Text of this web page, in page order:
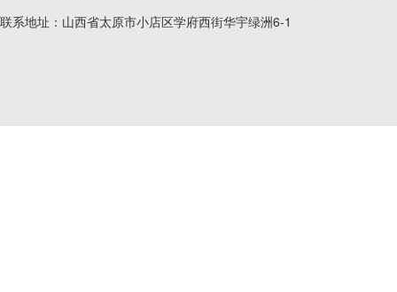
联系地址：山西省太原市小店区学府西街华宇绿洲6-1